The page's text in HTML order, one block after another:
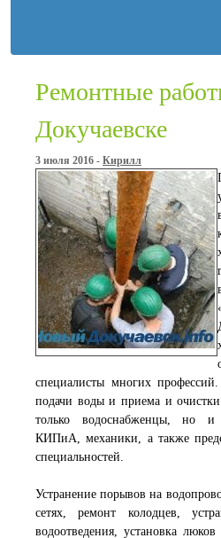
Ремонтные
Докучаевске
3 июля 2016 - Кирилл
специалисты многих
подачи воды и приема и очистки
только водоснабженцы, но и
КИПиА, механики, а также
специальностей.
Устранение порывов на
сетях, ремонт колодцев,
водоотведения, установка